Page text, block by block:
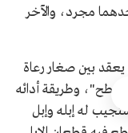
مجرد، والآخر
بين صغار رعاة
وطريقة أدائه
له إبله وإبل